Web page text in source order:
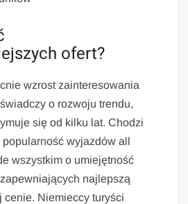
ofert?
wzrost zainteresowania
o rozwoju trendu,
się od kilku lat. Chodzi
wyjazdów all
wszystkim o umiejętność
najlepszą
cenie. Niemieccy turyści